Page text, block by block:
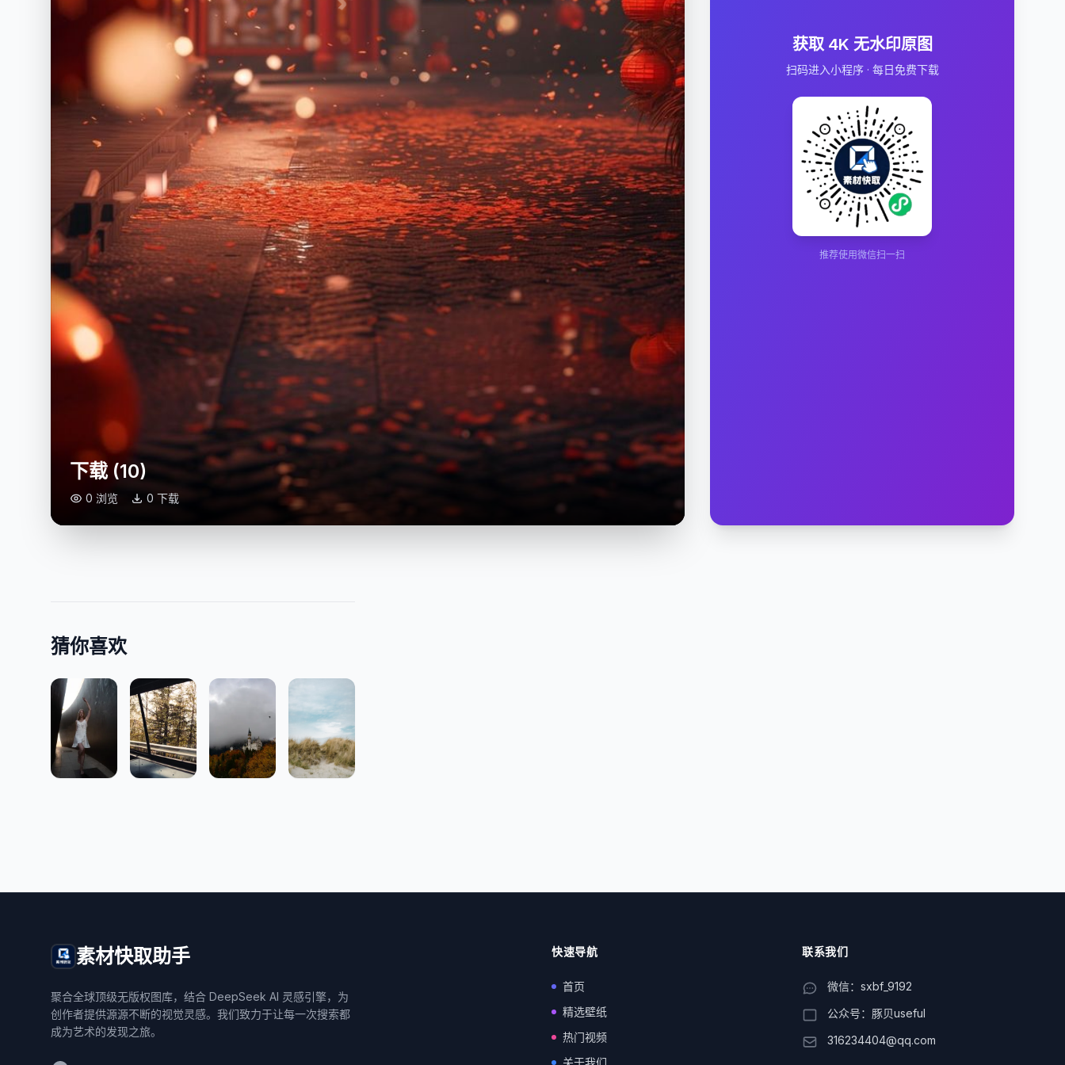
下载 (10)
0 浏览 0 下载
获取 4K 无水印原图
扫码进入小程序 · 每日免费下载
推荐使用微信扫一扫
猜你喜欢
素材快取助手
聚合全球顶级无版权图库，结合 DeepSeek AI 灵感引擎，为
创作者提供源源不断的视觉灵感。我们致力于让每一次搜索都
成为艺术的发现之旅。
快速导航
首页
精选壁纸
热门视频
联系我们
微信：sxbf_9192
公众号：豚贝useful
316234404@qq.com